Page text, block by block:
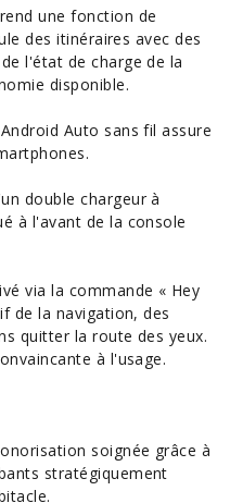
une fonction de
des itinéraires avec des
l'état de charge de la
disponible.
Auto sans fil assure
double chargeur à
à l'avant de la console
via la commande « Hey
de la navigation, des
quitter la route des yeux.
à l'usage.
soignée grâce à
stratégiquement